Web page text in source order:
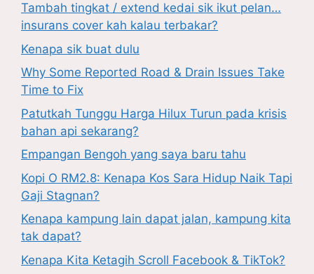
Tambah tingkat / extend kedai sik ikut pelan…
insurans cover kah kalau terbakar?
Kenapa sik buat dulu
Why Some Reported Road & Drain Issues Take
Time to Fix
Patutkah Tunggu Harga Hilux Turun pada krisis
bahan api sekarang?
Empangan Bengoh yang saya baru tahu
Kopi O RM2.8: Kenapa Kos Sara Hidup Naik Tapi
Gaji Stagnan?
Kenapa kampung lain dapat jalan, kampung kita
tak dapat?
Kenapa Kita Ketagih Scroll Facebook & TikTok?